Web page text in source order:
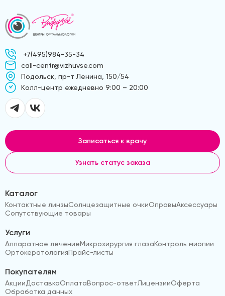
+7(495)984-35-34
call-centr@vizhuvse.com
Подольск, пр-т Ленина, 150/54
Kолл-центр ежедневно 9:00 – 20:00
Записаться к врачу
Узнать статус заказа
Каталог
Контактные линзыСолнцезащитные очкиОправыАксессуары
Сопутствующие товары
Услуги
Аппаратное лечениеМикрохирургия глазаКонтроль миопии
ОртокератологияПрайс-листы
Покупателям
АкцииДоставкаОплатаВопрос-ответЛицензииОферта
Обработка данных